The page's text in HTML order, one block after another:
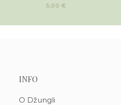
5,00 €
INFO
O Džungli